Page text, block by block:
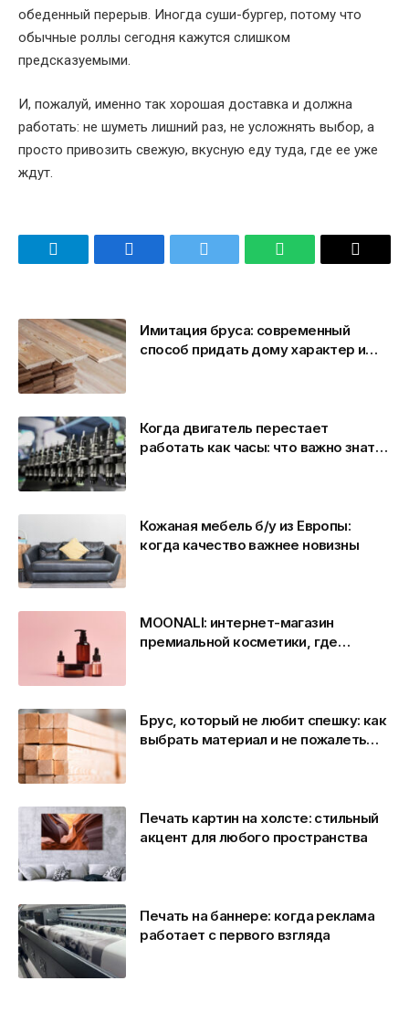
обеденный перерыв. Иногда суши-бургер, потому что
обычные роллы сегодня кажутся слишком
предсказуемыми.
И, пожалуй, именно так хорошая доставка и должна
работать: не шуметь лишний раз, не усложнять выбор, а
просто привозить свежую, вкусную еду туда, где ее уже
ждут.
Telegram Facebook Twitter WhatsApp Email
Имитация бруса: современный
способ придать дому характер и
Когда двигатель перестает
работать как часы: что важно знать
Кожаная мебель б/у из Европы:
когда качество важнее новизны
MOONALI: интернет-магазин
премиальной косметики, где
Брус, который не любит спешку: как
выбрать материал и не пожалеть
Печать картин на холсте: стильный
акцент для любого пространства
Печать на баннере: когда реклама
работает с первого взгляда